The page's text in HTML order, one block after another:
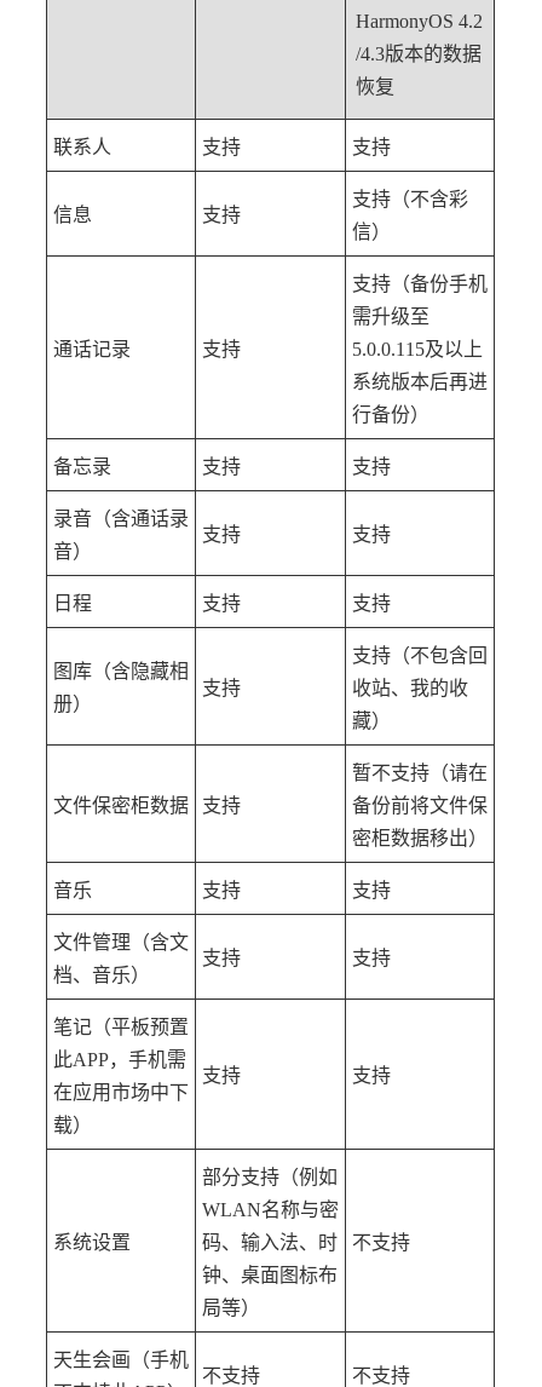
HarmonyOS 4.2
/4.3版本的数据
恢复
联系人 支持 支持
信息 支持
支持（不含彩
信）
通话记录 支持
支持（备份手机
需升级至
5.0.0.115及以上
系统版本后再进
行备份）
备忘录 支持 支持
录音（含通话录
音）
支持 支持
日程 支持 支持
图库（含隐藏相
册）
支持
支持（不包含回
收站、我的收
藏）
文件保密柜数据 支持
暂不支持（请在
备份前将文件保
密柜数据移出）
音乐 支持 支持
文件管理（含文
档、音乐）
支持 支持
笔记（平板预置
此APP，手机需
在应用市场中下
载）
支持 支持
系统设置
部分支持（例如
WLAN名称与密
码、输入法、时
钟、桌面图标布
局等）
不支持
天生会画（手机
不支持 不支持